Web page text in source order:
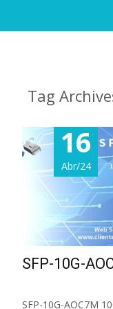
Tag
16
Abr/24
SFP-10G-
SFP-10G-AOC7M